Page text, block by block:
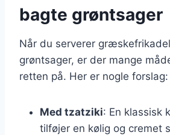
bagte grøntsager
Når du serverer
grøntsager, er der mange
retten på. Her er nogle forslag:
Med tzatziki: En klassisk
tilføjer en kølig og cremet